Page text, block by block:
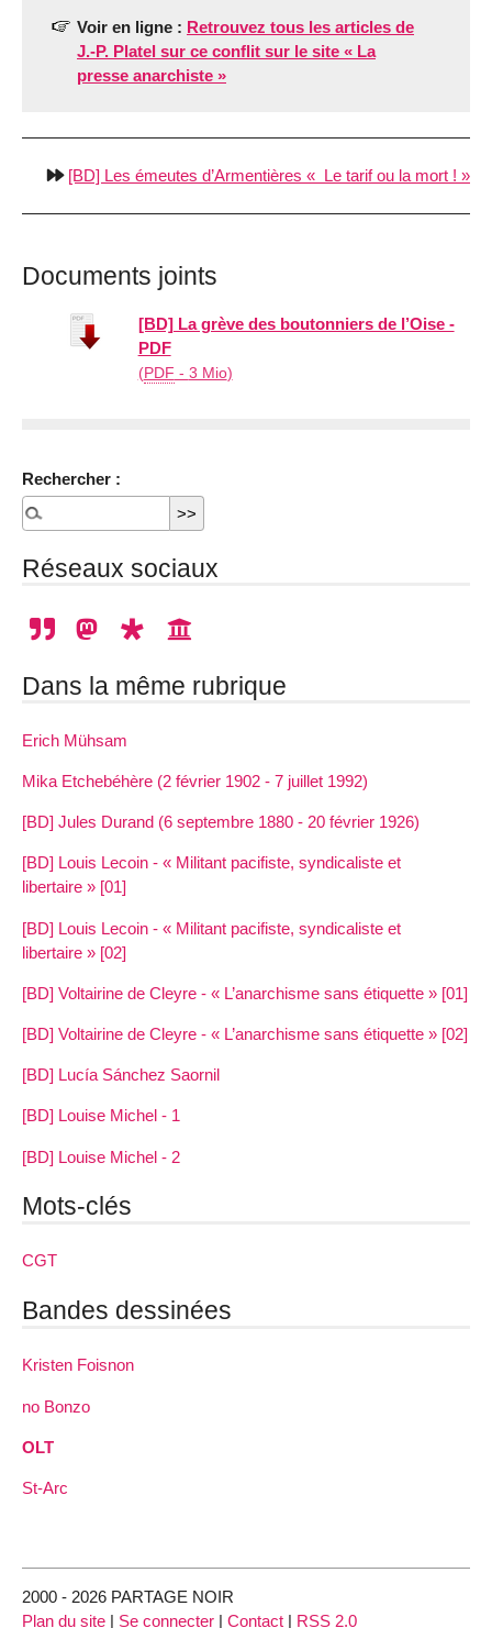
Voir en ligne : Retrouvez tous les articles de
J.-P. Platel sur ce conflit sur le site « La
presse anarchiste »
[BD] Les émeutes d’Armentières Le tarif ou la mort !
Documents joints
[BD] La grève des boutonniers de l’Oise -
PDF
(PDF - 3 Mio)
Rechercher :
Réseaux sociaux
Dans la même rubrique
Erich Mühsam
Mika Etchebéhère (2 février 1902 - 7 juillet 1992)
[BD] Jules Durand (6 septembre 1880 - 20 février 1926)
[BD] Louis Lecoin - « Militant pacifiste, syndicaliste et
libertaire » [01]
[BD] Louis Lecoin - « Militant pacifiste, syndicaliste et
libertaire » [02]
[BD] Voltairine de Cleyre - « L’anarchisme sans étiquette » [01]
[BD] Voltairine de Cleyre - « L’anarchisme sans étiquette » [02]
[BD] Lucía Sánchez Saornil
[BD] Louise Michel - 1
[BD] Louise Michel - 2
Mots-clés
CGT
Bandes dessinées
Kristen Foisnon
no Bonzo
OLT
St-Arc
2000 - 2026 PARTAGE NOIR
Plan du site | Se connecter | Contact | RSS 2.0